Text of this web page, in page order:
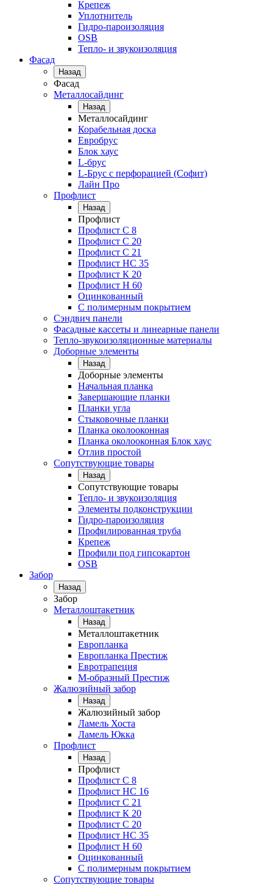
Крепеж
Уплотнитель
Гидро-пароизоляция
OSB
Тепло- и звукоизоляция
Фасад
Назад
Фасад
Металлосайдинг
Назад
Металлосайдинг
Корабельная доска
Евробрус
Блок хаус
L-брус
L-Брус с перфорацией (Софит)
Лайн Про
Профлист
Назад
Профлист
Профлист С 8
Профлист С 20
Профлист C 21
Профлист НС 35
Профлист К 20
Профлист Н 60
Оцинкованный
С полимерным покрытием
Сэндвич панели
Фасадные кассеты и линеарные панели
Тепло-звукоизоляционные материалы
Доборные элементы
Назад
Доборные элементы
Начальная планка
Завершающие планки
Планки угла
Стыковочные планки
Планка околооконная
Планка околооконная Блок хаус
Отлив простой
Сопутствующие товары
Назад
Сопутствующие товары
Тепло- и звукоизоляция
Элементы подконструкции
Гидро-пароизоляция
Профилированная труба
Крепеж
Профили под гипсокартон
OSB
Забор
Назад
Забор
Металлоштакетник
Назад
Металлоштакетник
Европланка
Европланка Престиж
Евротрапеция
М-образный Престиж
Жалюзийный забор
Назад
Жалюзийный забор
Ламель Хоста
Ламель Юкка
Профлист
Назад
Профлист
Профлист С 8
Профлист НС 16
Профлист C 21
Профлист К 20
Профлист С 20
Профлист НС 35
Профлист Н 60
Оцинкованный
С полимерным покрытием
Сопутствующие товары